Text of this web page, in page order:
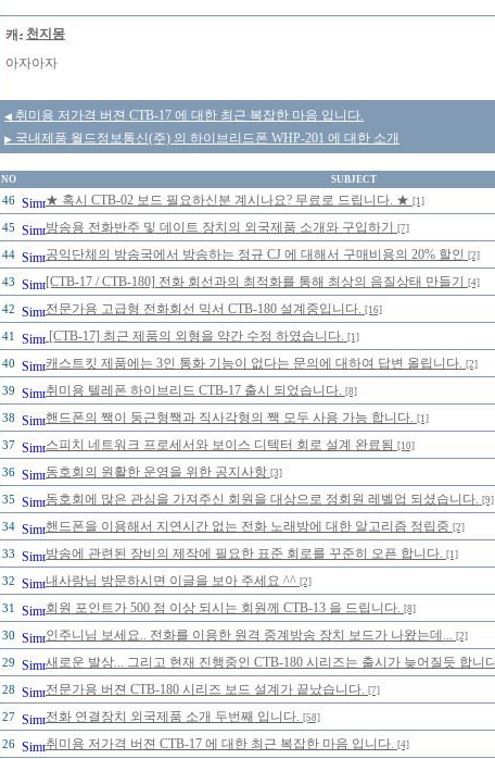
천지몽
아자아자
◀ 취미용 저가격 버젼 CTB-17 에 대한 최근 복잡한 마음 입니다.
▶ 국내제품 월드정보통신(주) 의 하이브리드폰 WHP-201 에 대한 소개
NO SUBJECT
46 ★ 혹시 CTB-02 보드 필요하신분 계시나요? 무료로 드립니다. ★ [1]
45 방송용 전화반주 및 데이트 장치의 외국제품 소개와 구입하기 [7]
44 공익단체의 방송국에서 방송하는 정규 CJ 에 대해서 구매비용의 20% 할인 [2]
43 [CTB-17 / CTB-180] 전화 회선과의 최적화를 통해 최상의 음질상태 만들기 [4]
42 전문가용 고급형 전화회선 믹서 CTB-180 설계중입니다. [16]
41 [CTB-17] 최근 제품의 외형을 약간 수정 하였습니다. [1]
40 캐스트킷 제품에는 3인 통화 기능이 없다는 문의에 대하여 답변 올립니다. [2]
39 취미용 텔레폰 하이브리드 CTB-17 출시 되었습니다. [8]
38 핸드폰의 짹이 둥근형짹과 직사각형의 짹 모두 사용 가능 합니다. [1]
37 스피치 네트워크 프로세서와 보이스 디텍터 회로 설계 완료됨 [10]
36 동호회의 원활한 운영을 위한 공지사항 [3]
35 동호회에 많은 관심을 가져주신 회원을 대상으로 정회원 레벨업 되셨습니다. [9]
34 핸드폰을 이용해서 지연시간 없는 전화 노래방에 대한 알고리즘 정립중 [2]
33 방송에 관련된 장비의 제작에 필요한 표준 회로를 꾸준히 오픈 합니다. [1]
32 내사랑님 방문하시면 이글을 보아 주세요 ^^ [2]
31 회원 포인트가 500 점 이상 되시는 회원께 CTB-13 을 드립니다. [8]
30 인주니님 보세요.. 전화를 이용한 원격 중계방송 장치 보드가 나왔는데... [2]
29 새로운 발상... 그리고 현재 진행중인 CTB-180 시리즈는 출시가 늦어질듯 합니
28 전문가용 버젼 CTB-180 시리즈 보드 설계가 끝났습니다. [7]
27 전화 연결장치 외국제품 소개 두번째 입니다. [58]
26 취미용 저가격 버젼 CTB-17 에 대한 최근 복잡한 마음 입니다. [4]